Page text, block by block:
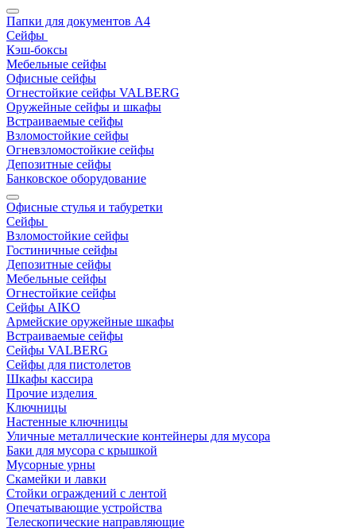
Папки для документов A4
Сейфы
Кэш-боксы
Мебельные сейфы
Офисные сейфы
Огнестойкие сейфы VALBERG
Оружейные сейфы и шкафы
Встраиваемые сейфы
Взломостойкие сейфы
Огневзломостойкие сейфы
Депозитные сейфы
Банковское оборудование
Офисные стулья и табуретки
Сейфы
Взломостойкие сейфы
Гостиничные сейфы
Депозитные сейфы
Мебельные сейфы
Огнестойкие сейфы
Сейфы AIKO
Армейские оружейные шкафы
Встраиваемые сейфы
Сейфы VALBERG
Сейфы для пистолетов
Шкафы кассира
Прочие изделия
Ключницы
Настенные ключницы
Уличные металлические контейнеры для мусора
Баки для мусора с крышкой
Мусорные урны
Скамейки и лавки
Стойки ограждений с лентой
Опечатывающие устройства
Телескопические направляющие